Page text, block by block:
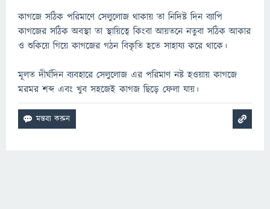
কাগজে সঠিক পরিমাণে সেলুলোজ থাকায় তা নিদিষ্ট দিন ব্যাপি
কাগজের সঠিক অবস্থা তা স্থায়িত্বে কিংবা আয়তনে নতুবা সঠিক আকার
ও শুকিয়ে গিয়ে কাগজের গঠন বিকৃতি হতে সাহায্য করে থাকে।
মূলত দীর্ঘদিন ব্যবহারে সেলুলোজ এর পরিমাণ নষ্ট হওয়ায় কাগজে
মরমর শব্দ এবং খুব সহজেই কাগজ ছিড়ে ফেলা যায়।